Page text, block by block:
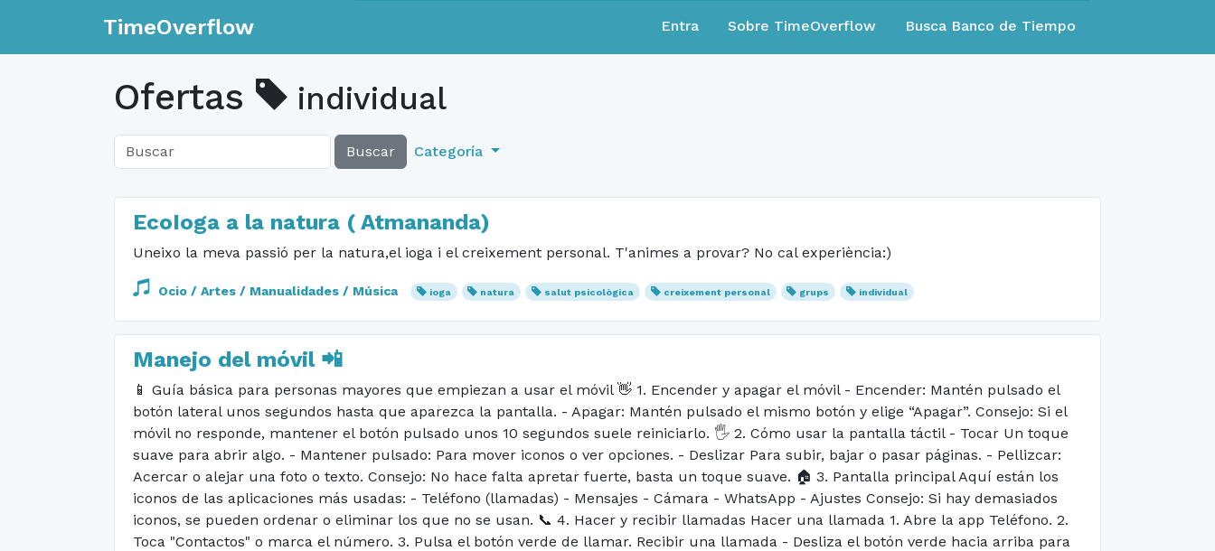
TimeOverflow Entra Sobre TimeOverflow Busca Banco de Tiempo
Ofertas individual
Buscar Categoría
EcoIoga a la natura ( Atmananda)
Uneixo la meva passió per la natura,el ioga i el creixement personal. T'animes a provar? No cal experiència:)
Ocio / Artes / Manualidades / Música ioga natura salut psicològica creixement personal grups individual
Manejo del móvil 📲
📱 Guía básica para personas mayores que empiezan a usar el móvil 👋 1. Encender y apagar el móvil - Encender: Mantén pulsado el
botón lateral unos segundos hasta que aparezca la pantalla. - Apagar: Mantén pulsado el mismo botón y elige “Apagar”. Consejo: Si el
móvil no responde, mantener el botón pulsado unos 10 segundos suele reiniciarlo. 🖐️ 2. Cómo usar la pantalla táctil - Tocar Un toque
suave para abrir algo. - Mantener pulsado: Para mover iconos o ver opciones. - Deslizar Para subir, bajar o pasar páginas. - Pellizcar:
Acercar o alejar una foto o texto. Consejo: No hace falta apretar fuerte, basta un toque suave. 🏠 3. Pantalla principal Aquí están los
iconos de las aplicaciones más usadas: - Teléfono (llamadas) - Mensajes - Cámara - WhatsApp - Ajustes Consejo: Si hay demasiados
iconos, se pueden ordenar o eliminar los que no se usan. 📞 4. Hacer y recibir llamadas Hacer una llamada 1. Abre la app Teléfono. 2.
Toca "Contactos" o marca el número. 3. Pulsa el botón verde de llamar. Recibir una llamada - Desliza el botón verde hacia arriba para